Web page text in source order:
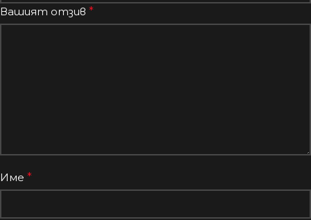
Вашият отзив *
Име *